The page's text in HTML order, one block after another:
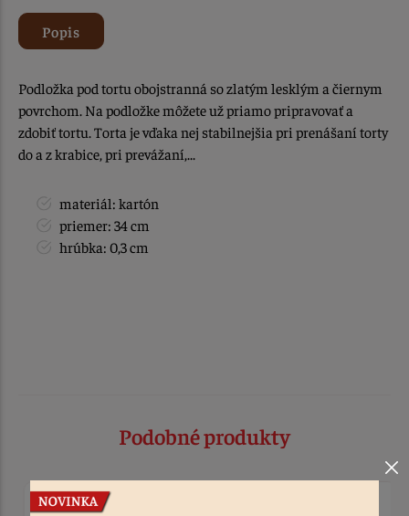
Popis
Podložka pod tortu obojstranná so zlatým lesklým a čiernym
povrchom. Na podložke môžete už priamo pripravovať a
zdobiť tortu. Torta je vďaka nej stabilnejšia pri prenášaní torty
do a z krabice, pri prevážaní,...
materiál: kartón
priemer: 34 cm
hrúbka: 0,3 cm
Podobné produkty